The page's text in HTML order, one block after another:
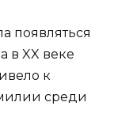
появляться
в XX веке
к
среди